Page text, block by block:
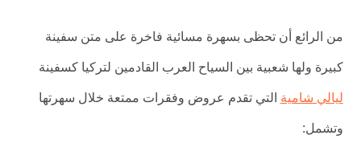
من الرائع أن تحظى بسهرة مسائية فاخرة على متن سفينة
كبيرة ولها شعبية بين السياح العرب القادمين لتركيا كسفينة
ليالي شامية التي تقدم عروض وفقرات ممتعة خلال سهرتها
وتشمل: